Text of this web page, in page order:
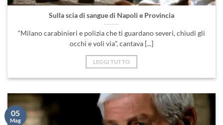
“Milano carabinieri e polizia che ti guardano severi, chiudi gli
occhi e voli via”, cantava [...]
LEGGI TUTTO
Mag